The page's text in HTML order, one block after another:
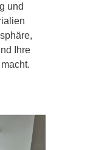
und
Ihre